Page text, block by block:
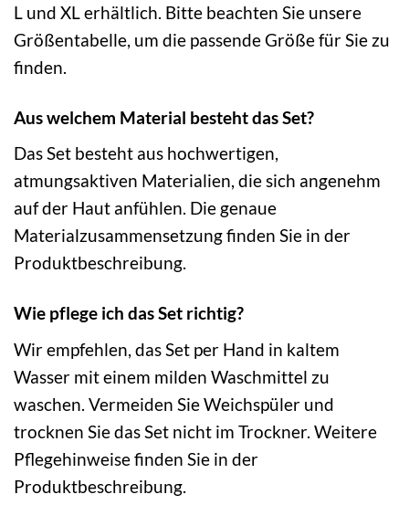
L und XL erhältlich. Bitte beachten Sie unsere
Größentabelle, um die passende Größe für Sie zu
finden.
Aus welchem Material besteht das Set?
Das Set besteht aus hochwertigen,
atmungsaktiven Materialien, die sich angenehm
auf der Haut anfühlen. Die genaue
Materialzusammensetzung finden Sie in der
Produktbeschreibung.
Wie pflege ich das Set richtig?
Wir empfehlen, das Set per Hand in kaltem
Wasser mit einem milden Waschmittel zu
waschen. Vermeiden Sie Weichspüler und
trocknen Sie das Set nicht im Trockner. Weitere
Pflegehinweise finden Sie in der
Produktbeschreibung.